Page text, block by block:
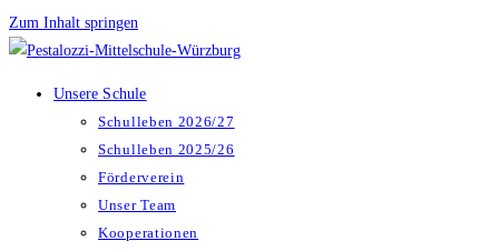
Zum Inhalt springen
Unsere Schule
Schulleben 2026/27
Schulleben 2025/26
Förderverein
Unser Team
Kooperationen